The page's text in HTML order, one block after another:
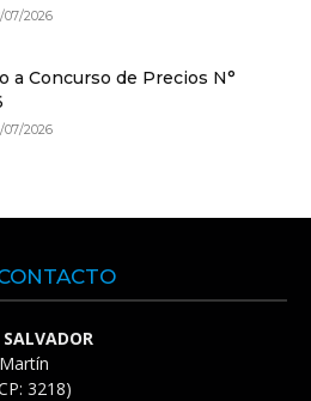
07/2026
a Concurso de Precios N°
07/2026
3218)